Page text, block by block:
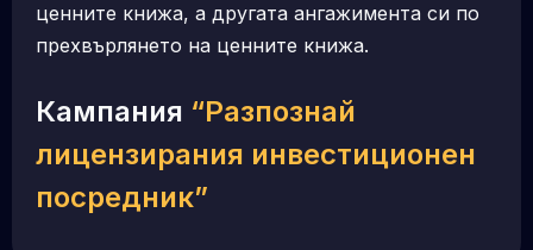
ценните книжа, а другата ангажимента си по
прехвърлянето на ценните книжа.
Кампания “Разпознай
лицензирания инвестиционен
посредник”